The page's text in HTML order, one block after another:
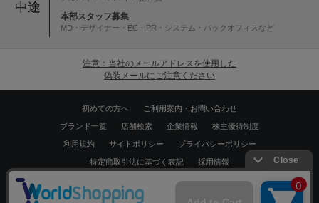
中途
本部スタッフ募集
MD・デザイナー・EC・PR・システム・バックオフィスなど
注意：当社のメールアドレスを使用した
偽装メールにご注意ください
初めての方へ ご利用案内・お問い合わせ
ブランド一覧 店舗検索 企業情報 株主優待制度
利用規約 サイトポリシー プライバシーポリシー
特定商取引法に基づく表記 採用情報
Copyrights © WORLD CO.,LTD. All rights reserved.